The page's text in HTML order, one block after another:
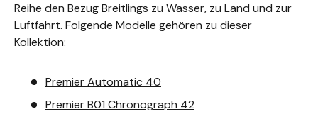
Reihe den Bezug Breitlings zu Wasser, zu Land und zur
Luftfahrt. Folgende Modelle gehören zu dieser
Kollektion:
Premier Automatic 40
Premier B01 Chronograph 42